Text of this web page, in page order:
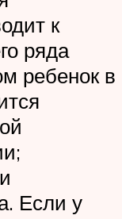
к
ряда
ребенок в
Если у